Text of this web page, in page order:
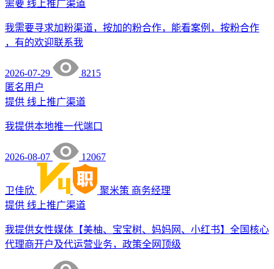
需要 线上推广渠道
我需要寻求加粉渠道，按加的粉合作，能看案例，按粉合作
，有的欢迎联系我
2026-07-29
8215
匿名用户
提供 线上推广渠道
我提供本地推一代端口
2026-08-07 12067
卫佳欣 聚米策 商务经理
提供 线上推广渠道
我提供女性媒体【美柚、宝宝树、妈妈网、小红书】全国核心
代理商开户及代运营业务，政策全网顶级